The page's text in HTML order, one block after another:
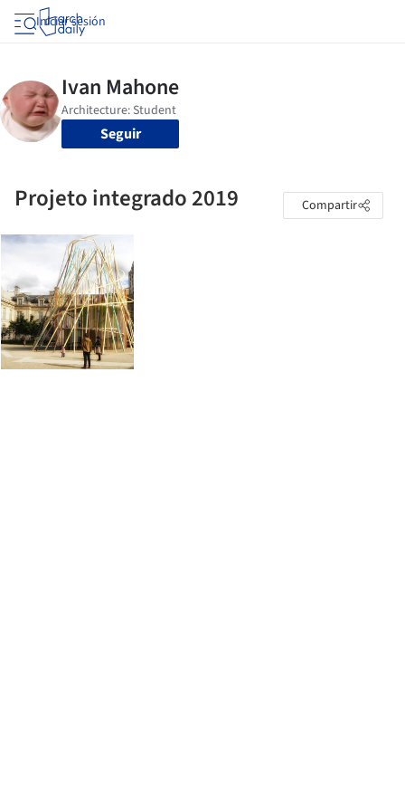
Iniciar sesión
Seguir
Projeto integrado 2019 Compartir